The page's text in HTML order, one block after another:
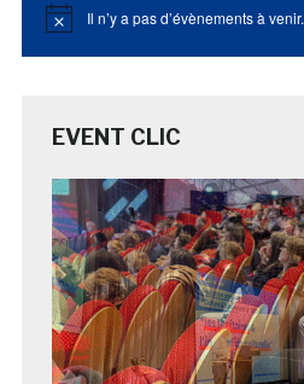
Notice Il n’y a pas d’évènements à venir.
EVENT CLIC